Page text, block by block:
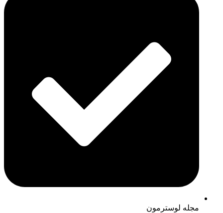
مجله لوسترمون